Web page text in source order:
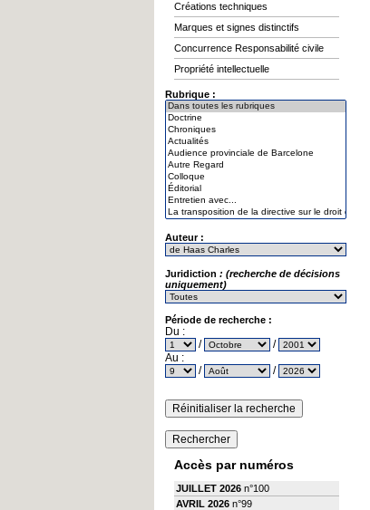
Créations techniques
Marques et signes distinctifs
Concurrence Responsabilité civile
Propriété intellectuelle
Rubrique :
Auteur :
Juridiction : (recherche de décisions
uniquement)
Période de recherche :
Du :
/
/
Au :
/
/
Accès par numéros
JUILLET 2026 n°100
AVRIL 2026 n°99